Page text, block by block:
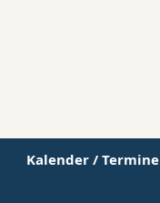
Kalender / Termine